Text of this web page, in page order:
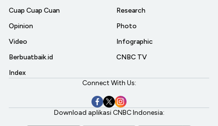
Cuap Cuap Cuan
Opinion
Video
Berbuatbaik.id
Index
Research
Photo
Infographic
CNBC TV
Connect With Us:
Download aplikasi CNBC Indonesia: